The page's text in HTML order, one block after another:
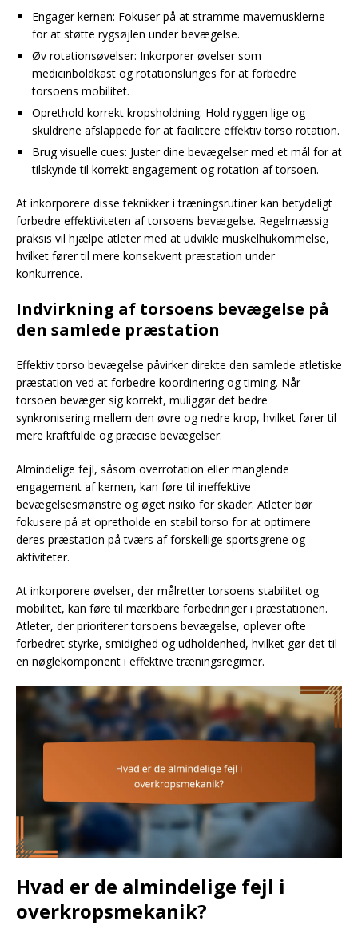
Engager kernen: Fokuser på at stramme mavemusklerne
for at støtte rygsøjlen under bevægelse.
Øv rotationsøvelser: Inkorporer øvelser som
medicinboldkast og rotationslunges for at forbedre
torsoens mobilitet.
Oprethold korrekt kropsholdning: Hold ryggen lige og
skuldrene afslappede for at facilitere effektiv torso rotation.
Brug visuelle cues: Juster dine bevægelser med et mål for at
tilskynde til korrekt engagement og rotation af torsoen.
At inkorporere disse teknikker i træningsrutiner kan betydeligt
forbedre effektiviteten af torsoens bevægelse. Regelmæssig
praksis vil hjælpe atleter med at udvikle muskelhukommelse,
hvilket fører til mere konsekvent præstation under
konkurrence.
Indvirkning af torsoens bevægelse på
den samlede præstation
Effektiv torso bevægelse påvirker direkte den samlede atletiske
præstation ved at forbedre koordinering og timing. Når
torsoen bevæger sig korrekt, muliggør det bedre
synkronisering mellem den øvre og nedre krop, hvilket fører til
mere kraftfulde og præcise bevægelser.
Almindelige fejl, såsom overrotation eller manglende
engagement af kernen, kan føre til ineffektive
bevægelsesmønstre og øget risiko for skader. Atleter bør
fokusere på at opretholde en stabil torso for at optimere
deres præstation på tværs af forskellige sportsgrene og
aktiviteter.
At inkorporere øvelser, der målretter torsoens stabilitet og
mobilitet, kan føre til mærkbare forbedringer i præstationen.
Atleter, der prioriterer torsoens bevægelse, oplever ofte
forbedret styrke, smidighed og udholdenhed, hvilket gør det til
en nøglekomponent i effektive træningsregimer.
Hvad er de almindelige fejl i
overkropsmekanik?